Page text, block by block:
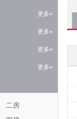
更多»
更多»
更多»
更多»
二房